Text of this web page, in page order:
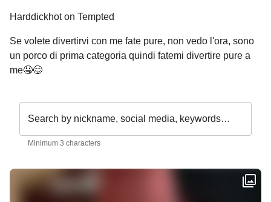
Harddickhot on Tempted
Se volete divertirvi con me fate pure, non vedo l'ora, sono
un porco di prima categoria quindi fatemi divertire pure a
me🤤😋
Search by nickname, social media, keywords…
Minimum 3 characters